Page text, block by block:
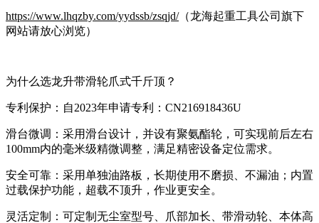
https://www.lhqzby.com/yydssb/zsqjd/（龙海起重工具公司旗下
网站请放心浏览）
为什么选龙升带滑轮爪式千斤顶？
专利保护：自2023年申请专利：CN216918436U
滑台微调：采用滑台设计，并设有聚氨酯轮，可实现前后左右
100mm内的毫米级精微调整，满足精密设备定位需求。
安全可靠：采用单独油路板，长期使用不磨损、不漏油；内置
过载保护功能，超载不顶升，作业更安全。
灵活定制：可定制无尘室型号、爪部加长、带滑动轮、本体高